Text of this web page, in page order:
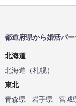
都道府県から婚活パ
北海道
北海道 （札幌）
東北
青森県
岩手県 宮城